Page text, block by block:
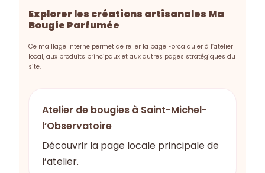
Explorer les créations artisanales Ma
Bougie Parfumée
Ce maillage interne permet de relier la page Forcalquier à l’atelier
local, aux produits principaux et aux autres pages stratégiques du
site.
Atelier de bougies à Saint-Michel-
l’Observatoire
Découvrir la page locale principale de
l’atelier.